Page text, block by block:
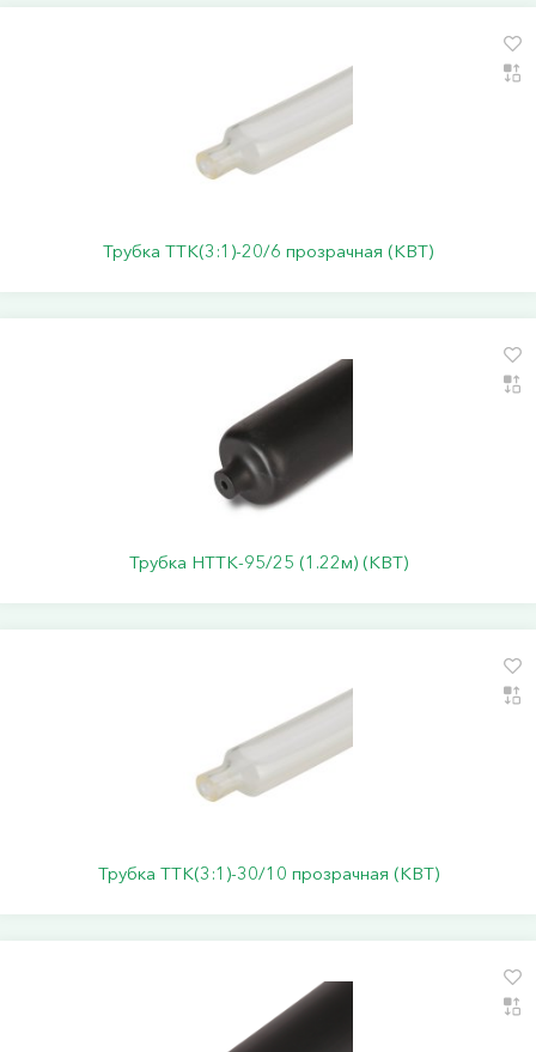
Трубка ТТК(3:1)-20/6 прозрачная (КВТ)
Трубка НТТК-95/25 (1.22м) (КВТ)
Трубка ТТК(3:1)-30/10 прозрачная (КВТ)